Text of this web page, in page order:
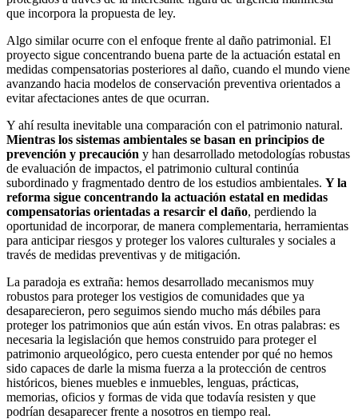
que incorpora la propuesta de ley.
Algo similar ocurre con el enfoque frente al daño patrimonial. El
proyecto sigue concentrando buena parte de la actuación estatal en
medidas compensatorias posteriores al daño, cuando el mundo viene
avanzando hacia modelos de conservación preventiva orientados a
evitar afectaciones antes de que ocurran.
Y ahí resulta inevitable una comparación con el patrimonio natural.
Mientras los sistemas ambientales se basan en principios de
prevención y precaución y han desarrollado metodologías robustas
de evaluación de impactos, el patrimonio cultural continúa
subordinado y fragmentado dentro de los estudios ambientales. Y la
reforma sigue concentrando la actuación estatal en medidas
compensatorias orientadas a resarcir el daño, perdiendo la
oportunidad de incorporar, de manera complementaria, herramientas
para anticipar riesgos y proteger los valores culturales y sociales a
través de medidas preventivas y de mitigación.
La paradoja es extraña: hemos desarrollado mecanismos muy
robustos para proteger los vestigios de comunidades que ya
desaparecieron, pero seguimos siendo mucho más débiles para
proteger los patrimonios que aún están vivos. En otras palabras: es
necesaria la legislación que hemos construido para proteger el
patrimonio arqueológico, pero cuesta entender por qué no hemos
sido capaces de darle la misma fuerza a la protección de centros
históricos, bienes muebles e inmuebles, lenguas, prácticas,
memorias, oficios y formas de vida que todavía resisten y que
podrían desaparecer frente a nosotros en tiempo real.